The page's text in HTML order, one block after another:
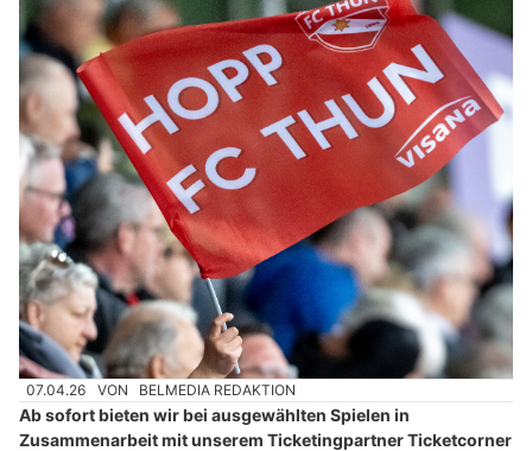
07.04.26 VON BELMEDIA REDAKTION
Ab sofort bieten wir bei ausgewählten Spielen in
Zusammenarbeit mit unserem Ticketingpartner Ticketcorner